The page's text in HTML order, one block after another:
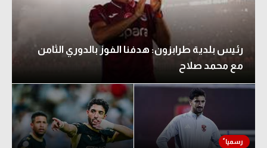
رئيس بلدية طرابزون: هدفنا الفوز بالدوري الثامن
مع محمد صلاح